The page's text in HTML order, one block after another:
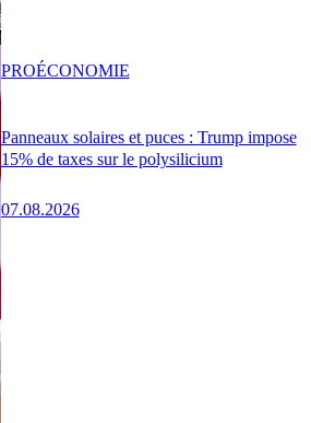
Panneaux solaires et puces : Trump impose
15% de taxes sur le polysilicium
07.08.2026
PROÉCONOMIE